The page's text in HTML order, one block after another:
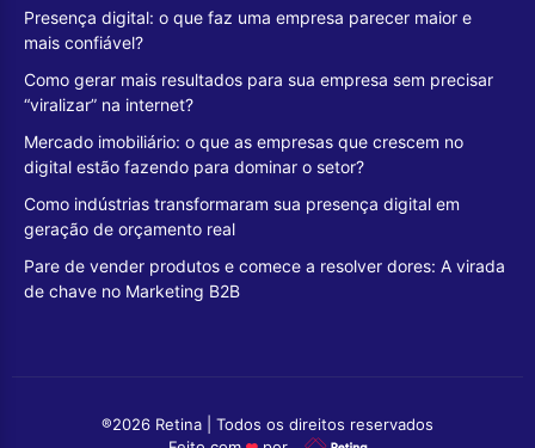
Presença digital: o que faz uma empresa parecer maior e
mais confiável?
Como gerar mais resultados para sua empresa sem precisar
“viralizar” na internet?
Mercado imobiliário: o que as empresas que crescem no
digital estão fazendo para dominar o setor?
Como indústrias transformaram sua presença digital em
geração de orçamento real
Pare de vender produtos e comece a resolver dores: A virada
de chave no Marketing B2B
®2026 Retina | Todos os direitos reservados